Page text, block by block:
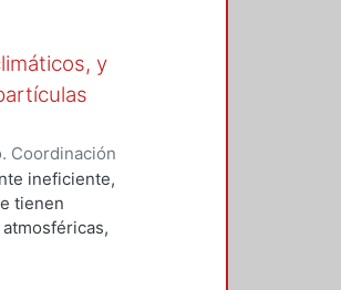
y
Coordinación
ineficiente,
tienen